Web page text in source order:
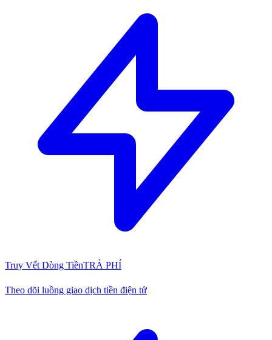
Truy Vết Dòng TiềnTRẢ PHÍ
Theo dõi luồng giao dịch tiền điện tử